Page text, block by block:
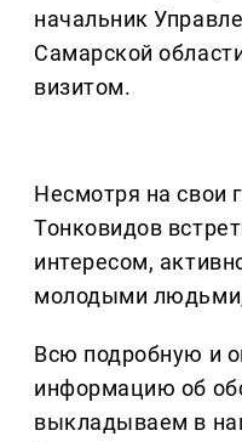
начальник
Самарской
визитом.
Несмотря на свои
Тонковидов
интересом,
молодыми
Всю подробную и
информацию об
выкладываем в